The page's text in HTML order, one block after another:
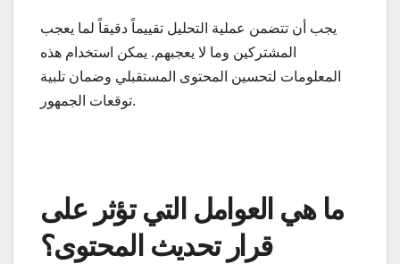
يجب أن تتضمن عملية التحليل تقييماً دقيقاً لما يعجب
المشتركين وما لا يعجبهم. يمكن استخدام هذه
المعلومات لتحسين المحتوى المستقبلي وضمان تلبية
توقعات الجمهور.
ما هي العوامل التي تؤثر على
قرار تحديث المحتوى؟